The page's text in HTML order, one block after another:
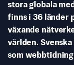
stora globala
finns i 36 länder
växande
världen.
som